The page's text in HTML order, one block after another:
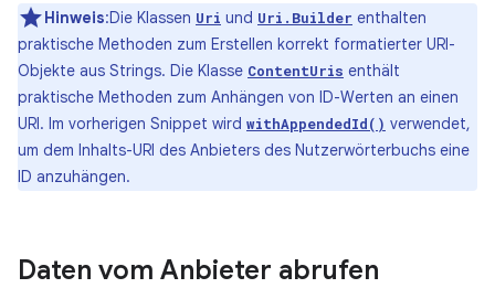
Hinweis:Die Klassen Uri und Uri.Builder enthalten
praktische Methoden zum Erstellen korrekt formatierter URI-
Objekte aus Strings. Die Klasse ContentUris enthält
praktische Methoden zum Anhängen von ID-Werten an einen
URI. Im vorherigen Snippet wird withAppendedId() verwendet,
um dem Inhalts-URI des Anbieters des Nutzerwörterbuchs eine
ID anzuhängen.
Daten vom Anbieter abrufen